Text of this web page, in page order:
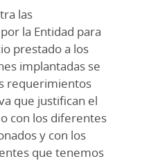
las
la Entidad para
prestado a los
implantadas se
requerimientos
que justifican el
con los diferentes
y con los
que tenemos